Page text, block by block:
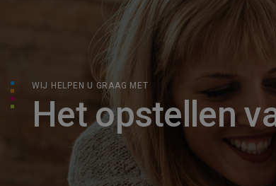
WIJ HELPEN U GRAAG MET
Het opstellen